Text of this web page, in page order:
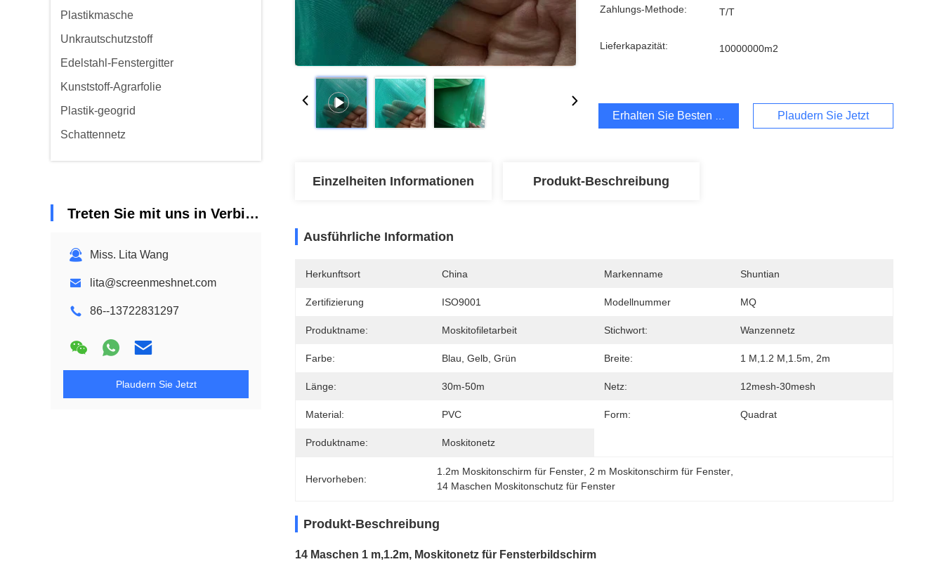
Plastikmasche
Unkrautschutzstoff
Edelstahl-Fenstergitter
Kunststoff-Agrarfolie
Plastik-geogrid
Schattennetz
Treten Sie mit uns in Verbindung
Miss. Lita Wang
lita@screenmeshnet.com
86--13722831297
Plaudern Sie Jetzt
Zahlungs-Methode: T/T
Lieferkapazität: 10000000m2
Erhalten Sie Besten Preis Plaudern Sie Jetzt
Einzelheiten Informationen Produkt-Beschreibung
Ausführliche Information
Herkunftsort China Markenname Shuntian
Zertifizierung ISO9001 Modellnummer MQ
Produktname: Moskitofiletarbeit Stichwort: Wanzennetz
Farbe: Blau, Gelb, Grün Breite: 1 M,1.2 M,1.5m, 2m
Länge: 30m-50m Netz: 12mesh-30mesh
Material: PVC Form: Quadrat
Produktname: Moskitonetz
Hervorheben:
1.2m Moskitonschirm für Fenster 2 m Moskitonschirm für Fenster
14 Maschen Moskitonschutz für Fenster
Produkt-Beschreibung
14 Maschen 1 m,1.2m, Moskitonetz für Fensterbildschirm